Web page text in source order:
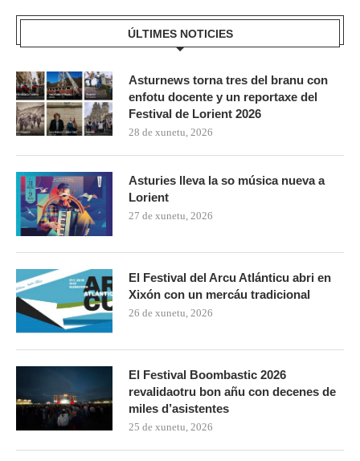
ÚLTIMES NOTICIES
Asturnews torna tres del branu con
enfotu docente y un reportaxe del
Festival de Lorient 2026
28 de xunetu, 2026
Asturies lleva la so música nueva a
Lorient
27 de xunetu, 2026
El Festival del Arcu Atlánticu abri en
Xixón con un mercáu tradicional
26 de xunetu, 2026
El Festival Boombastic 2026
revalidaotru bon añu con decenes de
miles d’asistentes
25 de xunetu, 2026